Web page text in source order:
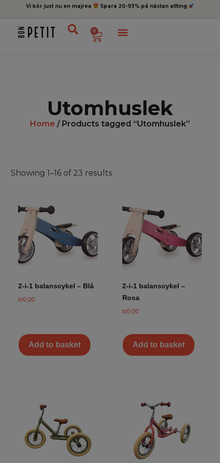
Vi kör just nu en majrea Spara 20-93% på nästan allting
0
Utomhuslek
Home / Products tagged “Utomhuslek”
Showing 1–16 of 23 results
2-i-1 balanscykel – Blå
kr0,00
Add to basket
2-i-1 balanscykel –
Rosa
kr0,00
Add to basket